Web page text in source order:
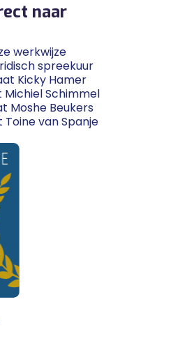
naar
werkwijze
spreekuur
Kicky Hamer
Schimmel
Moshe Beukers
van Spanje